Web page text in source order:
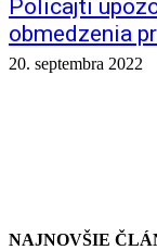
Policajti
obmedzenia
20. septembra 2022
NAJNOVŠIE